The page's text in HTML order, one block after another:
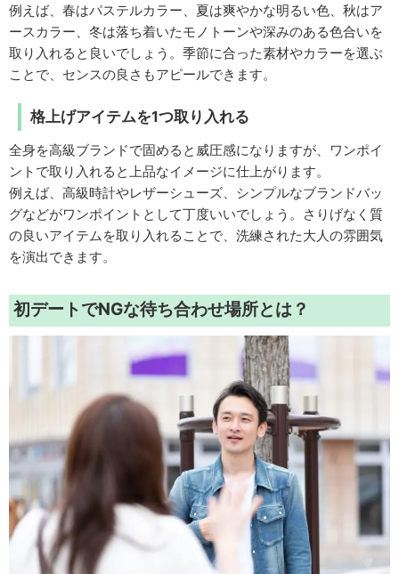
例えば、春はパステルカラー、夏は爽やかな明るい色、秋はア
ースカラー、冬は落ち着いたモノトーンや深みのある色合いを
取り入れると良いでしょう。季節に合った素材やカラーを選ぶ
ことで、センスの良さもアピールできます。
格上げアイテムを1つ取り入れる
全身を高級ブランドで固めると威圧感になりますが、ワンポイ
ントで取り入れると上品なイメージに仕上がります。
例えば、高級時計やレザーシューズ、シンプルなブランドバッ
グなどがワンポイントとして丁度いいでしょう。さりげなく質
の良いアイテムを取り入れることで、洗練された大人の雰囲気
を演出できます。
初デートでNGな待ち合わせ場所とは？